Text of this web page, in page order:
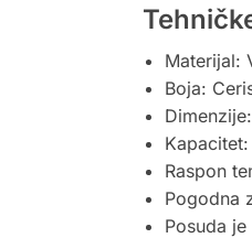
Materijal:
Boja:
Raspon
Pogodna
Posuda